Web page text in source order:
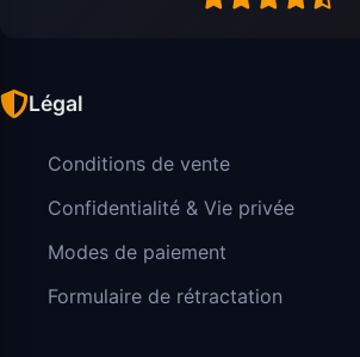
Légal
Conditions de vente
Confidentialité & Vie privée
Modes de paiement
Formulaire de rétractation